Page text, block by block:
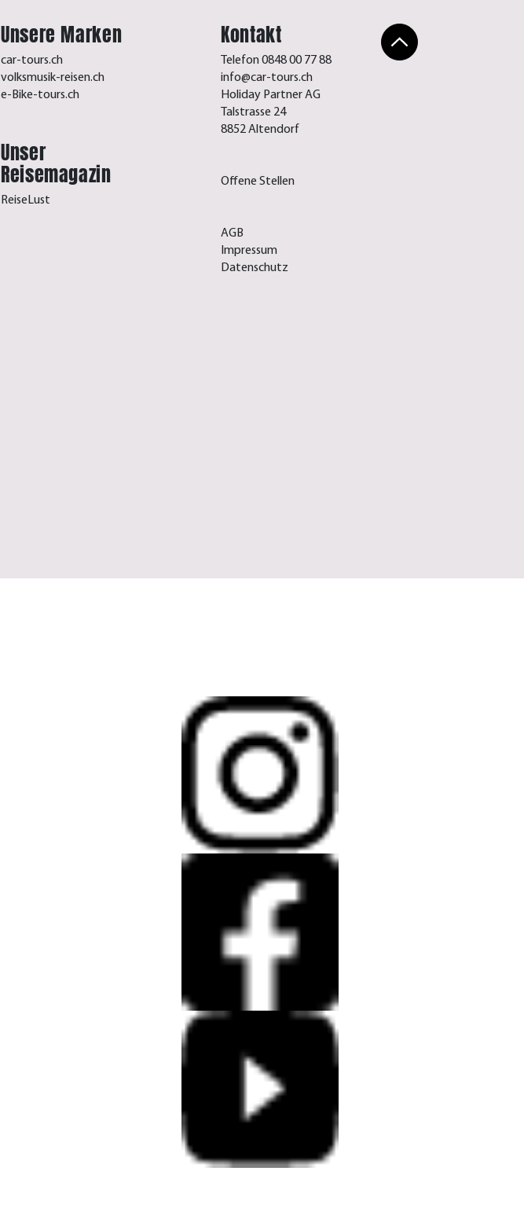
Unsere Marken
car-tours.ch
volksmusik-reisen.ch
e-Bike-tours.ch
Unser
Reisemagazin
ReiseLust
Kontakt
Telefon 0848 00 77 88
info@car-tours.ch
Holiday Partner AG
Talstrasse 24
8852 Altendorf
Offene Stellen
AGB
Impressum
Datenschutz